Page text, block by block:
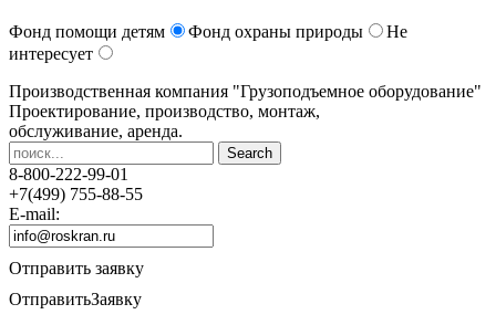
Фонд помощи детям Фонд охраны природы
Не
интересует
Производственная компания "Грузоподъемное оборудование"
Проектирование, производство, монтаж,
обслуживание, аренда.
8-800-222-99-01
+7(499) 755-88-55
E-mail:
Отправить заявку
ОтправитьЗаявку